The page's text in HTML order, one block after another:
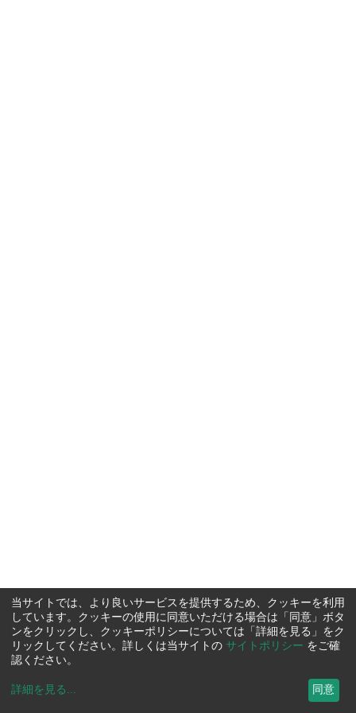
当サイトでは、より良いサービスを提供するため、クッキーを利用
しています。クッキーの使用に同意いただける場合は「同意」ボタ
ンをクリックし、クッキーポリシーについては「詳細を見る」をク
リックしてください。詳しくは当サイトの サイトポリシー をご確
認ください。
詳細を見る ... 同意